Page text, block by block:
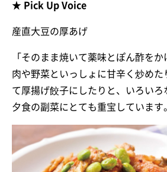
★ Pick Up Voice
産直大豆の厚あげ
「そのまま焼いて薬味とぽん酢を
肉や野菜といっしょに甘辛く炒めた
て厚揚げ餃子にしたりと、いろいろ
夕食の副菜にとても重宝しています